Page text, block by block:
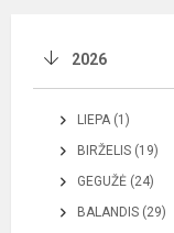
2026
LIEPA (1)
BIRŽELIS (19)
GEGUŽĖ (24)
BALANDIS (29)